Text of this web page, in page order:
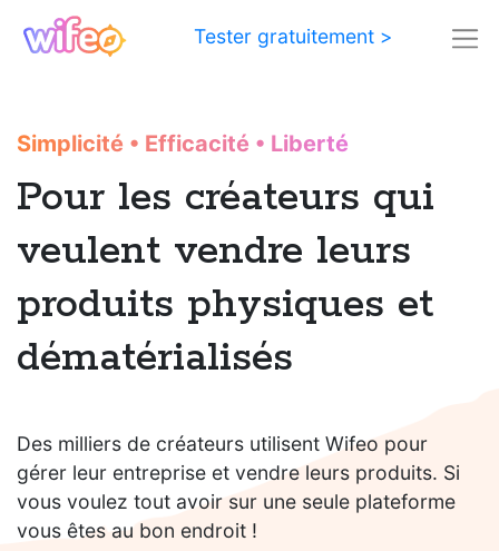
Tester gratuitement >
Simplicité • Efficacité • Liberté
Pour les créateurs qui
veulent vendre leurs
produits physiques et
dématérialisés
Des milliers de créateurs utilisent Wifeo pour
gérer leur entreprise et vendre leurs produits. Si
vous voulez tout avoir sur une seule plateforme
vous êtes au bon endroit !